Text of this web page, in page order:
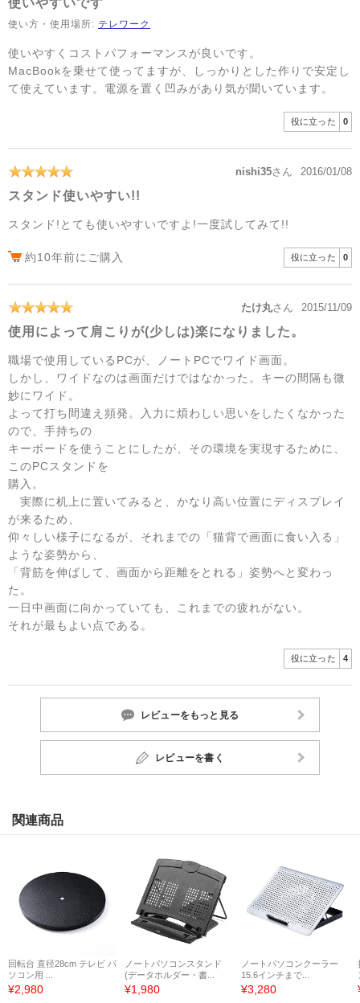
使い方・使用場所: テレワーク
使いやすくコストパフォーマンスが良いです。
MacBookを乗せて使ってますが、しっかりとした作りで安定し
て使えています。電源を置く凹みがあり気が聞いています。
役に立った 0
nishi35さん 2016/01/08
スタンド使いやすい!!
スタンド!とても使いやすいですよ!一度試してみて!!
約10年前にご購入 役に立った 0
たけ丸さん 2015/11/09
使用によって肩こりが(少しは)楽になりました。
職場で使用しているPCが、ノートPCでワイド画面。
しかし、ワイドなのは画面だけではなかった。キーの間隔も微
妙にワイド。
よって打ち間違え頻発。入力に煩わしい思いをしたくなかった
ので、手持ちの
キーボードを使うことにしたが、その環境を実現するために、
このPCスタンドを
購入。
実際に机上に置いてみると、かなり高い位置にディスプレイ
が来るため、
仰々しい様子になるが、それまでの「猫背で画面に食い入る」
ような姿勢から、
「背筋を伸ばして、画面から距離をとれる」姿勢へと変わっ
た。
一日中画面に向かっていても、これまでの疲れがない。
それが最もよい点である。
役に立った 4
レビューをもっと見る
レビューを書く
関連商品
回転台 直径28cm テレビ パ
ソコン用 ...
¥2,980
ノートパソコンスタンド
(データホルダー・書...
¥1,980
ノートパソコンクーラー
15.6インチまで...
¥3,280